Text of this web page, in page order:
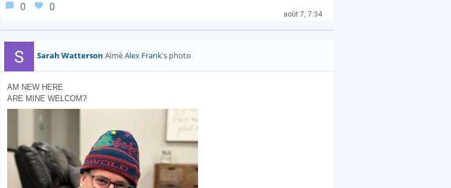
août 7, 7:34
0 0
Sarah Watterson AiméAlex Frank's photo
AM NEW HERE
ARE MINE WELCOM?